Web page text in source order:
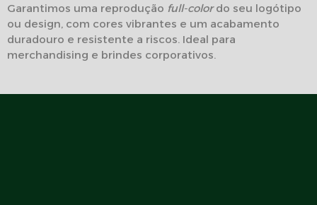
Garantimos uma reprodução full-colordo seu logótipo
ou design, com cores vibrantes e um acabamento
duradouro e resistente a riscos. Ideal para
merchandising e brindes corporativos.